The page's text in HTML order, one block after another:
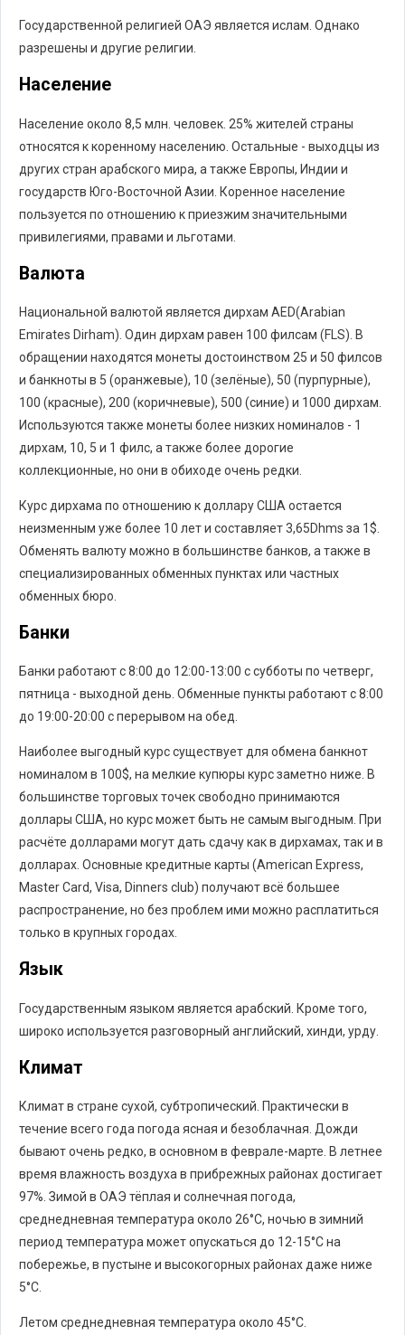
Государственной религией ОАЭ является ислам. Однако
разрешены и другие религии.
Население
Население около 8,5 млн. человек. 25% жителей страны
относятся к коренному населению. Остальные - выходцы из
других стран арабского мира, а также Европы, Индии и
государств Юго-Восточной Азии. Коренное население
пользуется по отношению к приезжим значительными
привилегиями, правами и льготами.
Валюта
Национальной валютой является дирхам AED(Arabian
Emirates Dirham). Один дирхам равен 100 филсам (FLS). В
обращении находятся монеты достоинством 25 и 50 филсов
и банкноты в 5 (оранжевые), 10 (зелёные), 50 (пурпурные),
100 (красные), 200 (коричневые), 500 (синие) и 1000 дирхам.
Используются также монеты более низких номиналов - 1
дирхам, 10, 5 и 1 филс, а также более дорогие
коллекционные, но они в обиходе очень редки.
Курс дирхама по отношению к доллару США остается
неизменным уже более 10 лет и составляет 3,65Dhms за 1$.
Обменять валюту можно в большинстве банков, а также в
специализированных обменных пунктах или частных
обменных бюро.
Банки
Банки работают с 8:00 до 12:00-13:00 с субботы по четверг,
пятница - выходной день. Обменные пункты работают с 8:00
до 19:00-20:00 с перерывом на обед.
Наиболее выгодный курс существует для обмена банкнот
номиналом в 100$, на мелкие купюры курс заметно ниже. В
большинстве торговых точек свободно принимаются
доллары США, но курс может быть не самым выгодным. При
расчёте долларами могут дать сдачу как в дирхамах, так и в
долларах. Основные кредитные карты (American Express,
Master Card, Visa, Dinners club) получают всё большее
распространение, но без проблем ими можно расплатиться
только в крупных городах.
Язык
Государственным языком является арабский. Кроме того,
широко используется разговорный английский, хинди, урду.
Климат
Климат в стране сухой, субтропический. Практически в
течение всего года погода ясная и безоблачная. Дожди
бывают очень редко, в основном в феврале-марте. В летнее
время влажность воздуха в прибрежных районах достигает
97%. Зимой в ОАЭ тёплая и солнечная погода,
среднедневная температура около 26°C, ночью в зимний
период температура может опускаться до 12-15°C на
побережье, в пустыне и высокогорных районах даже ниже
5°C.
Летом среднедневная температура около 45°C.